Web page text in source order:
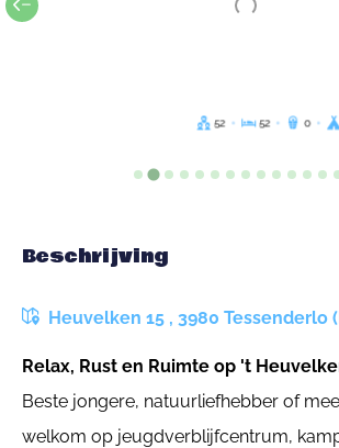
52 52 0
Beschrijving
Heuvelken 15 , 3980 Tessenderlo
Relax, Rust en Ruimte op 't
Beste jongere, natuurliefhebber of
welkom op jeugdverblijfcentrum,